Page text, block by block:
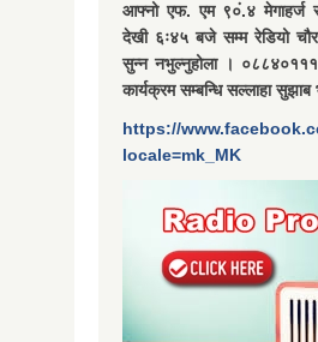
आफ्नो एफ. एम ९०ं.४ मेगाहर्ज र
देखी ६ः४५ बजे सम्म रेडियो
सुन्न नभुल्नुहोला ।
कार्यक्रम सम्बन्धि सल्लाहा सुझाब
https://
locale=mk_MK